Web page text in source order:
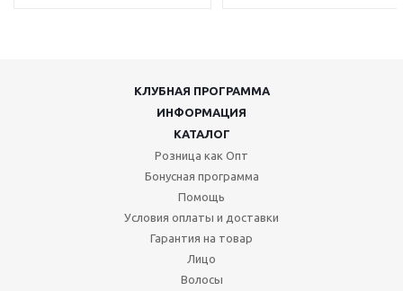
КЛУБНАЯ ПРОГРАММА
ИНФОРМАЦИЯ
КАТАЛОГ
Розница как Опт
Бонусная программа
Помощь
Условия оплаты и доставки
Гарантия на товар
Лицо
Волосы